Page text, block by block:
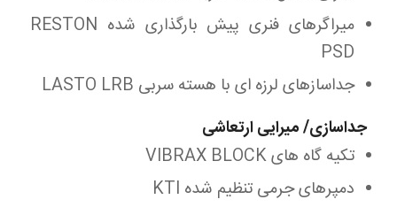
میراگرهای فنری پیش بارگذاری شده RESTON
PSD
جداسازهای لرزه ای با هسته سربی LASTO LRB
جداسازی/ میرایی ارتعاشی
تکیه گاه های VIBRAX BLOCK
دمپرهای جرمی تنظیم شده KTI